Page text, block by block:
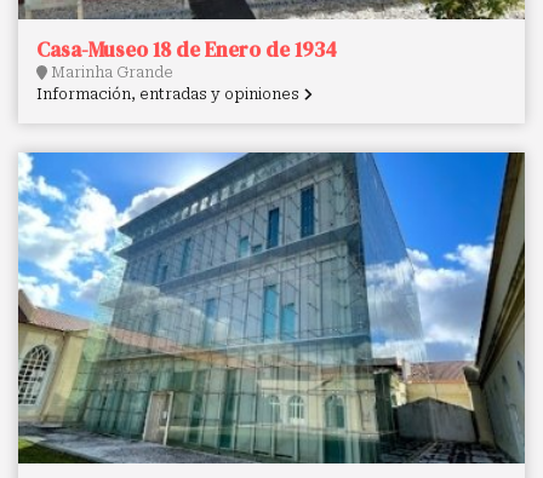
Casa-Museo 18 de Enero de 1934
Marinha Grande
Información, entradas y opiniones